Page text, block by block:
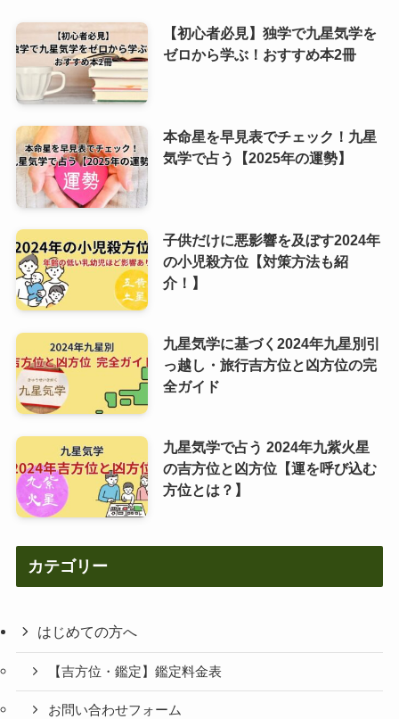
【初心者必見】独学で九星気学を
ゼロから学ぶ！おすすめ本2冊
本命星を早見表でチェック！九星
気学で占う【2025年の運勢】
子供だけに悪影響を及ぼす2024年
の小児殺方位【対策方法も紹
介！】
九星気学に基づく2024年九星別引
っ越し・旅行吉方位と凶方位の完
全ガイド
九星気学で占う 2024年九紫火星
の吉方位と凶方位【運を呼び込む
方位とは？】
カテゴリー
はじめての方へ
【吉方位・鑑定】鑑定料金表
お問い合わせフォーム